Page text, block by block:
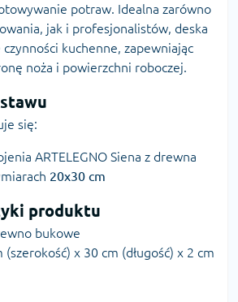
potraw. Idealna zarówno
jak i profesjonalistów, deska
czynności kuchenne, zapewniając
noża i powierzchni roboczej.
się:
ARTELEGNO Siena z drewna
20x30 cm
produktu
bukowe
(szerokość) x 30 cm (długość) x 2 cm